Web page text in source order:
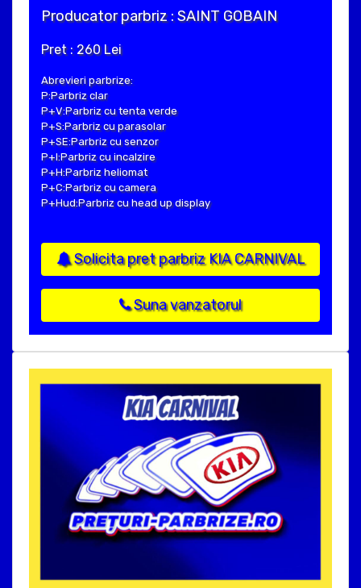
Producator parbriz : SAINT GOBAIN
Pret : 260 Lei
Abrevieri parbrize:
P:Parbriz clar
P+V:Parbriz cu tenta verde
P+S:Parbriz cu parasolar
P+SE:Parbriz cu senzor
P+I:Parbriz cu incalzire
P+H:Parbriz heliomat
P+C:Parbriz cu camera
P+Hud:Parbriz cu head up display
Solicita pret parbriz KIA CARNIVAL
Suna vanzatorul